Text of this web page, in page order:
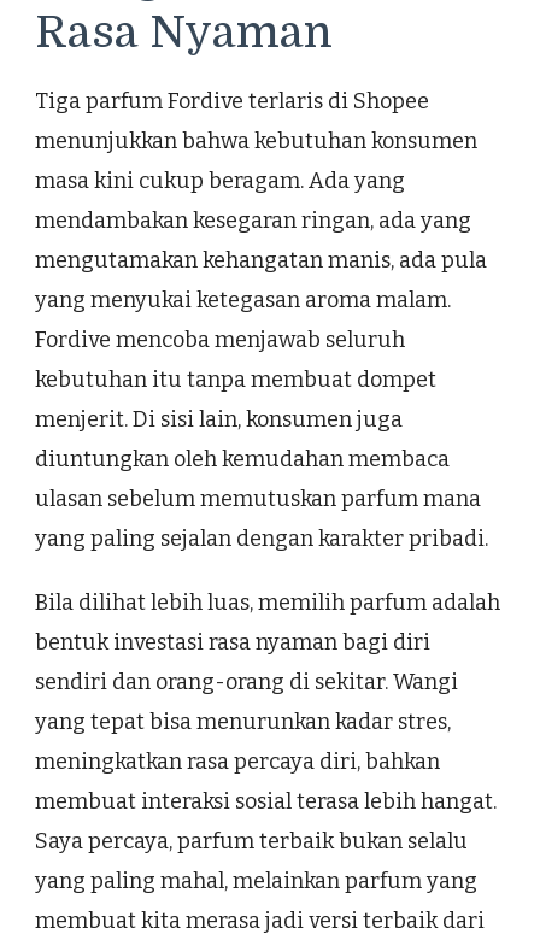
Rasa Nyaman
Tiga parfum Fordive terlaris di Shopee
menunjukkan bahwa kebutuhan konsumen
masa kini cukup beragam. Ada yang
mendambakan kesegaran ringan, ada yang
mengutamakan kehangatan manis, ada pula
yang menyukai ketegasan aroma malam.
Fordive mencoba menjawab seluruh
kebutuhan itu tanpa membuat dompet
menjerit. Di sisi lain, konsumen juga
diuntungkan oleh kemudahan membaca
ulasan sebelum memutuskan parfum mana
yang paling sejalan dengan karakter pribadi.
Bila dilihat lebih luas, memilih parfum adalah
bentuk investasi rasa nyaman bagi diri
sendiri dan orang-orang di sekitar. Wangi
yang tepat bisa menurunkan kadar stres,
meningkatkan rasa percaya diri, bahkan
membuat interaksi sosial terasa lebih hangat.
Saya percaya, parfum terbaik bukan selalu
yang paling mahal, melainkan parfum yang
membuat kita merasa jadi versi terbaik dari